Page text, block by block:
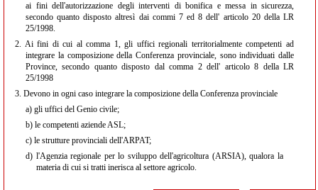
ai fini dell'autorizzazione degli interventi di bonifica e messa in sicurezza,
secondo quanto disposto altresì dai commi 7 ed 8 dell' articolo 20 della LR
25/1998.
2. Ai fini di cui al comma 1, gli uffici regionali territorialmente competenti ad
integrare la composizione della Conferenza provinciale, sono individuati dalle
Province, secondo quanto disposto dal comma 2 dell' articolo 8 della LR
25/1998
3. Devono in ogni caso integrare la composizione della Conferenza provinciale
a) gli uffici del Genio civile;
b) le competenti aziende ASL;
c) le strutture provinciali dell'ARPAT;
d) l'Agenzia regionale per lo sviluppo dell'agricoltura (ARSIA), qualora la
materia di cui si tratti inerisca al settore agricolo.